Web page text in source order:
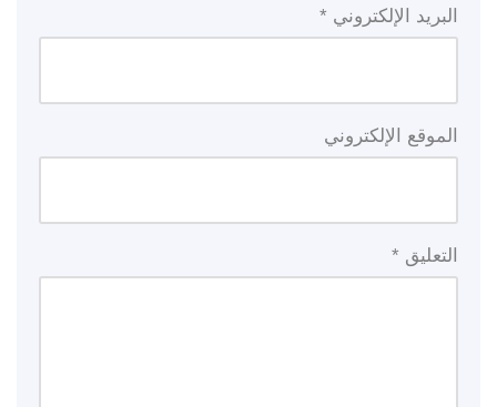
البريد الإلكتروني *
الموقع الإلكتروني
التعليق *